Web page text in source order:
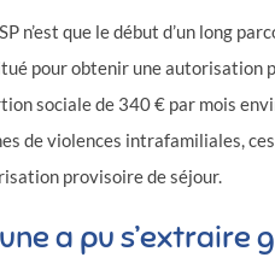
n’est que le début d’un long
pour obtenir une autorisation
sociale de 340 € par mois
de violences intrafamiliales,
provisoire de séjour.
a pu